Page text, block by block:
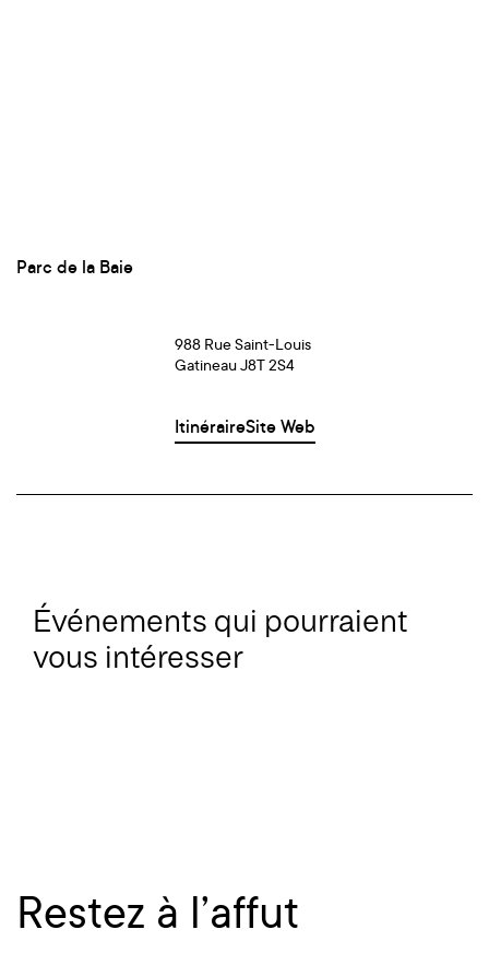
Parc de la Baie
988 Rue Saint-Louis
Gatineau J8T 2S4
ItinéraireSite Web
Événements qui pourraient
vous intéresser
Restez à l’affut